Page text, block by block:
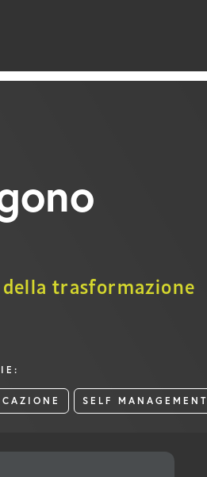
trasformazione
SELF MANAGEMENT